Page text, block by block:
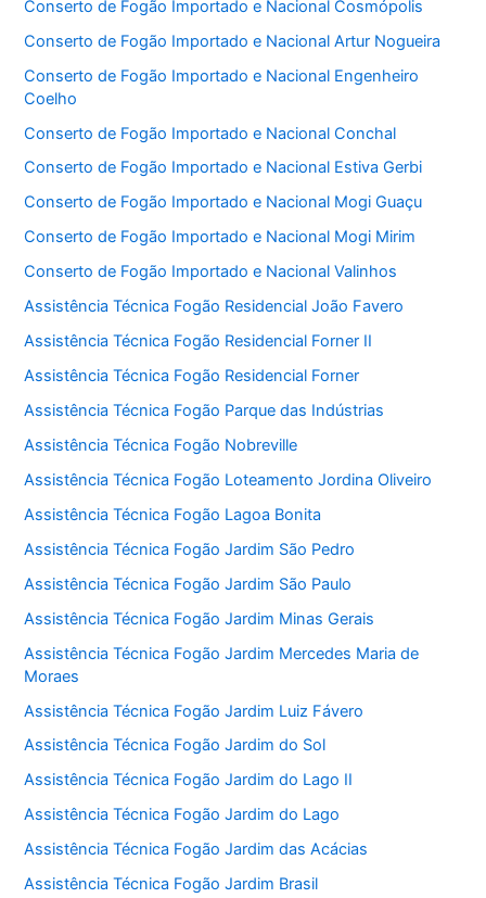
Conserto de Fogão Importado e Nacional Cosmópolis
Conserto de Fogão Importado e Nacional Artur Nogueira
Conserto de Fogão Importado e Nacional Engenheiro
Coelho
Conserto de Fogão Importado e Nacional Conchal
Conserto de Fogão Importado e Nacional Estiva Gerbi
Conserto de Fogão Importado e Nacional Mogi Guaçu
Conserto de Fogão Importado e Nacional Mogi Mirim
Conserto de Fogão Importado e Nacional Valinhos
Assistência Técnica Fogão Residencial João Favero
Assistência Técnica Fogão Residencial Forner II
Assistência Técnica Fogão Residencial Forner
Assistência Técnica Fogão Parque das Indústrias
Assistência Técnica Fogão Nobreville
Assistência Técnica Fogão Loteamento Jordina Oliveiro
Assistência Técnica Fogão Lagoa Bonita
Assistência Técnica Fogão Jardim São Pedro
Assistência Técnica Fogão Jardim São Paulo
Assistência Técnica Fogão Jardim Minas Gerais
Assistência Técnica Fogão Jardim Mercedes Maria de
Moraes
Assistência Técnica Fogão Jardim Luiz Fávero
Assistência Técnica Fogão Jardim do Sol
Assistência Técnica Fogão Jardim do Lago II
Assistência Técnica Fogão Jardim do Lago
Assistência Técnica Fogão Jardim das Acácias
Assistência Técnica Fogão Jardim Brasil